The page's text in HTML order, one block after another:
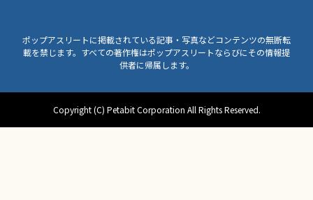
ポップアスリートに掲載されている記事・写真などコンテンツの無断転
載を禁じます。すべての著作権はポップアスリートならびにその情報提
供者に帰属します。
Copyright (C) Petabit Corporation All Rights Reserved.